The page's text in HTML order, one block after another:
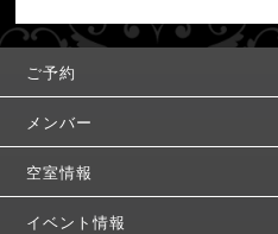
ご予約
メンバー
空室情報
イベント情報